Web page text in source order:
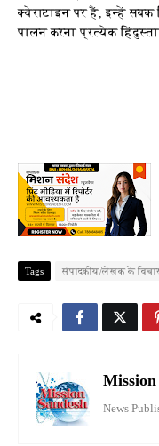
क्वेराटाइन पर हैं, इन्हें सबक
पालन करना प्रत्येक
Tags संपादकीय/लेखक के
Mission
News